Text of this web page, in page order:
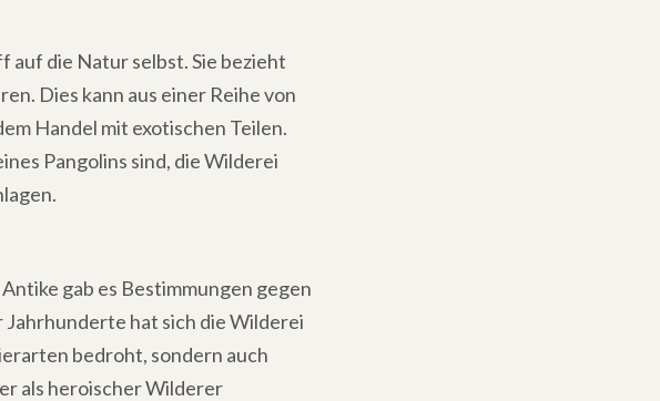
auf die Natur selbst. Sie bezieht
Dies kann aus einer Reihe von
Handel mit exotischen Teilen.
Pangolins sind, die Wilderei
gab es Bestimmungen gegen
Jahrhunderte hat sich die Wilderei
bedroht, sondern auch
als heroischer Wilderer